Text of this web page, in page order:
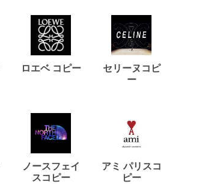
ロエベ コピー
セリーヌコピ
ー
ノースフェイ
スコピー
アミ パリスコ
ピー